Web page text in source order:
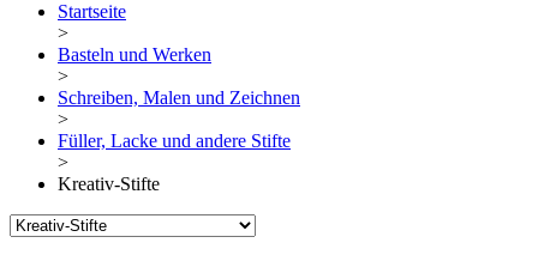
Startseite
>
Basteln und Werken
>
Schreiben, Malen und Zeichnen
>
Füller, Lacke und andere Stifte
>
Kreativ-Stifte